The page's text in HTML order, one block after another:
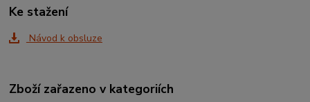
Ke stažení
Návod k obsluze
Zboží zařazeno v kategoriích